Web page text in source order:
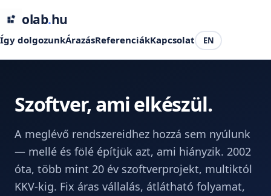
olab.hu
Így dolgozunkÁrazásReferenciákKapcsolat EN
Szoftver, ami elkészül.
A meglévő rendszereidhez hozzá sem nyúlunk
— mellé és fölé építjük azt, ami hiányzik. 2002
óta, több mint 20 év szoftverprojekt, multiktól
KKV-kig. Fix áras vállalás, átlátható folyamat,